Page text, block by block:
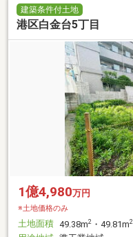
建築条件付土地
港区白金台5丁目
1億4,980万円
※土地価格のみ
土地面積 49.38m2 ・49.81m2